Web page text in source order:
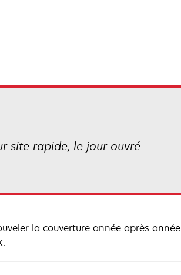
site rapide, le jour ouvré
la couverture année après année